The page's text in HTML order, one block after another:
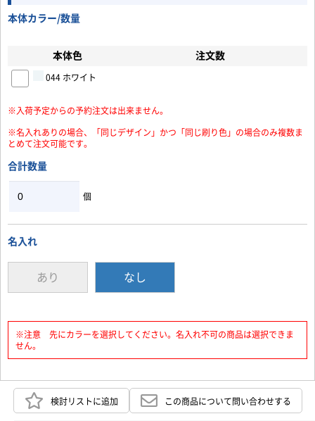
本体カラー/数量
本体色 注文数
044 ホワイト
※入荷予定からの予約注文は出来ません。
※名入れありの場合、「同じデザイン」かつ「同じ刷り色」の場合のみ複数ま
とめて注文可能です。
合計数量
個
名入れ
あり なし
※注意 先にカラーを選択してください。名入れ不可の商品は選択できま
せん。
検討リストに追加 この商品について問い合わせする